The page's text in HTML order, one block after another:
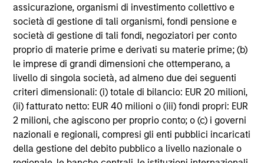
assicurazione, organismi di investimento collettivo e
società di gestione di tali organismi, fondi pensione e
società di gestione di tali fondi, negoziatori per conto
proprio di materie prime e derivati su materie prime; (b)
le imprese di grandi dimensioni che ottemperano, a
livello di singola società, ad almeno due dei seguenti
criteri dimensionali: (i) totale di bilancio: EUR 20 milioni,
(ii) fatturato netto: EUR 40 milioni o (iii) fondi propri: EUR
2 milioni, che agiscono per proprio conto; o (c) i governi
nazionali e regionali, compresi gli enti pubblici incaricati
della gestione del debito pubblico a livello nazionale o
Più alta è la categoria (1-7), maggiore è il potenziale di
rendimento, ma anche il rischio di perdere l’investimento.
La categoria 1 non indica un investimento privo di rischio. Si
rimanda al Documento contenente informazioni chiave per
gli investitori (KIID), nella sezione Risorse, per il rating di
rischio specifico per le classi di azioni e le avvertenze.
Il Morningstar Rating™, o “star rating” viene calcolato per i
prodotti gestiti (inclusi fondi comuni, sottoconti di rendite
variabili e polizze vita variabili, exchange-traded fund, fondi
chiusi e conti separati) con uno storico minimo di tre anni.
Gli exchange-traded fund e i fondi comuni aperti sono
considerati come un’unica categoria a fini comparativi. Il
rating viene calcolato sulla base di una misura del